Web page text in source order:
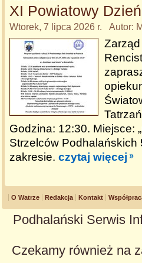
XI Powiatowy
Wtorek, 7 lipca 2026 r. Autor:
Godzina: 12:30. Miejsce:
Strzelców Podhalańskich
zakresie. czytaj więcej
O Watrze Redakcja Kontakt
Podhalański Serwis
Czekamy również na